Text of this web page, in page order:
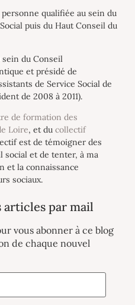
qualifiée au sein du
puis du Haut Conseil du
sein du Conseil
et présidé de
de Service Social de
de 2008 à 2011).
de formation des
Loire, et du collectif
est de témoigner des
social et de tenter, à ma
et la connaissance
sociaux.
articles par mail
vous abonner à ce blog
de chaque nouvel